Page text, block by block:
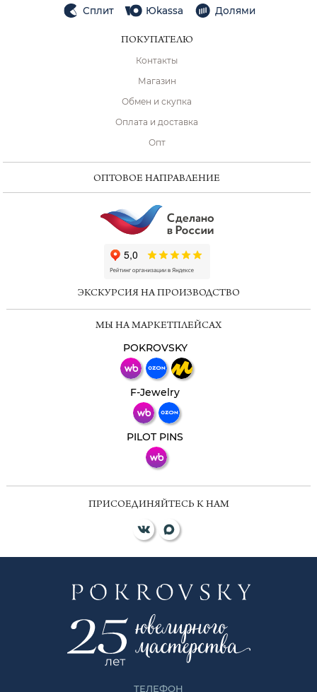
Сплит Юkassa Долями
ПОКУПАТЕЛЮ
Контакты
Магазин
Обмен и скупка
Оплата и доставка
Опт
ОПТОВОЕ НАПРАВЛЕНИЕ
ЭКСКУРСИЯ НА ПРОИЗВОДСТВО
МЫ НА МАРКЕТПЛЕЙСАХ
POKROVSKY
F-Jewelry
PILOT PINS
ПРИСОЕДИНЯЙТЕСЬ К НАМ
ТЕЛЕФОН